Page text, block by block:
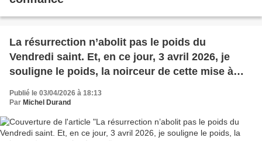
La résurrection n’abolit pas le poids du
Vendredi saint. Et, en ce jour, 3 avril 2026, je
souligne le poids, la noirceur de cette mise à
mort
Publié le 03/04/2026 à 18:13
Par Michel Durand